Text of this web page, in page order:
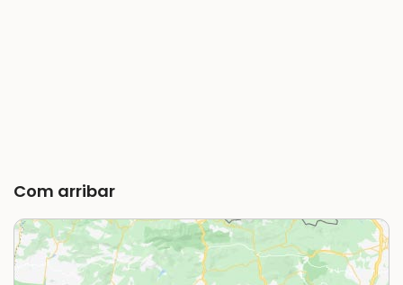
Com arribar